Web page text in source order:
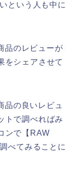
という人も中に
品のレビューが
をシェアさせて
品の良いレビュ
トで調べればみ
ンで【RAW
べてみることに